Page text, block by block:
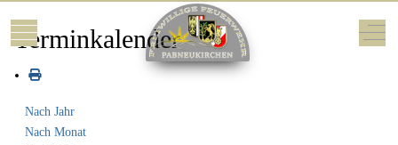
Mobile Menu Toggle Off-
Terminkalender
Nach Jahr
Nach Monat